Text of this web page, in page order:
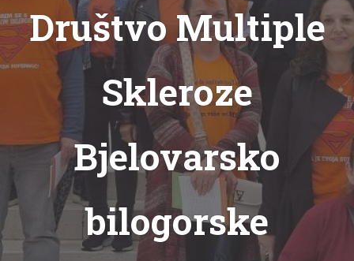
Društvo Multiple
Skleroze
Bjelovarsko
bilogorske